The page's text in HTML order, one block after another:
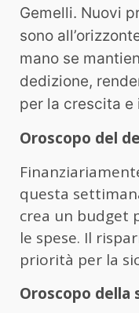
Gemelli. Nuovi
sono
mano se
dedizione,
per la crescita e
Oroscopo del
questa
crea un budget
le spese. Il
priorità per la
Oroscopo della